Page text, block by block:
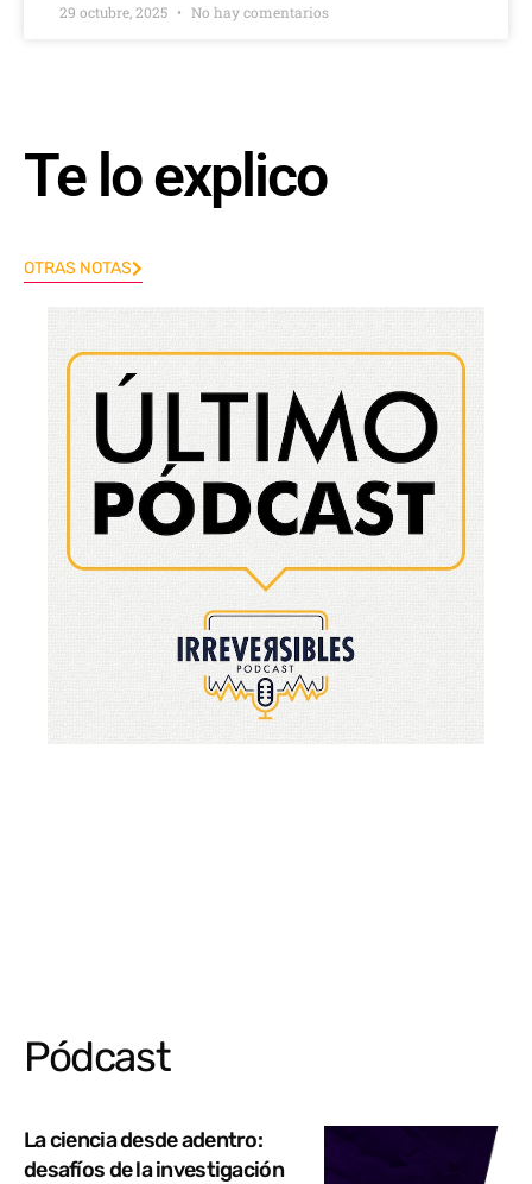
29 octubre, 2025 No hay comentarios
Te lo explico
OTRAS NOTAS
Pódcast
La ciencia desde adentro:
desafíos de la investigación